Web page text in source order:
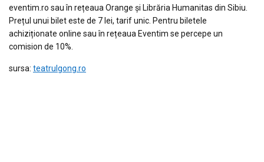
eventim.ro sau în rețeaua Orange și Librăria Humanitas din Sibiu.
Prețul unui bilet este de 7 lei, tarif unic. Pentru biletele
achiziționate online sau în rețeaua Eventim se percepe un
comision de 10%.
sursa: teatrulgong.ro